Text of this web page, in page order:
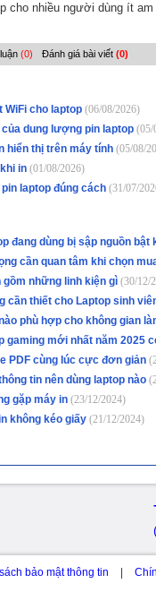
cho nhiều người dùng ít
(0) Đánh giá bài viết(0)
WiFi cho laptop (06/08/2026)
dung lượng pin laptop (05/
hiển thị trên máy tính (05/08/
in (01/08/2026)
laptop đúng cách (31/07/
đang dùng bị sập nguồn bật
cần quan tâm khi chọn
gồm những linh kiện gì (30/12/
cần thiết cho Laptop sinh
phù hợp cho không gian
gaming mới nhất năm 2025
PDF cùng lúc cực đơn giản
tin nên dùng laptop nào
gặp máy in (23/12/2024)
không kéo giấy (21/12/2024)
bảo mật thông tin